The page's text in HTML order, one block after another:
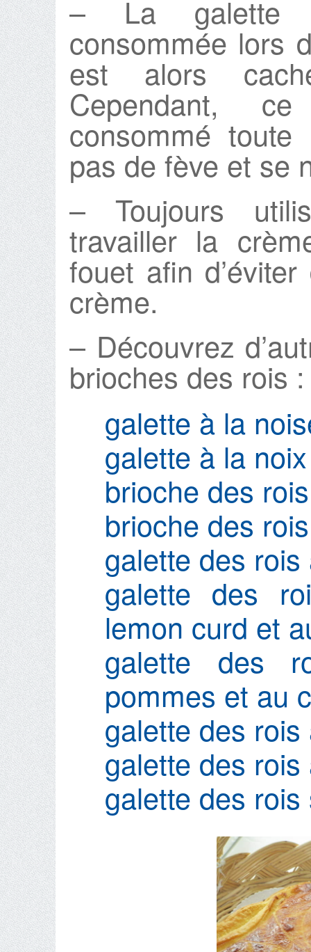
– La galette
consommée lors
est alors
Cependant,
consommé
pas de fève et se
– Toujours
travailler la
fouet afin
crème.
– Découvrez
brioches des rois :
galette à la
galette à la
brioche des
brioche des
galette des
galette des
lemon curd et
galette des
pommes et au
galette des
galette des rois
galette des